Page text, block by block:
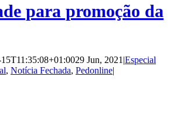
para promoção da
29 Jun, 2021 Especial
, Notícia Fechada, Pedonline